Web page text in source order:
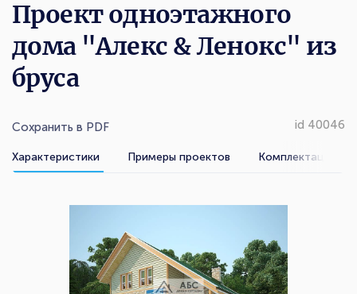
Проект одноэтажного
дома "Алекс & Ленокс" из
бруса
Сохранить в PDF id 40046
Характеристики Примеры проектов Комплектации